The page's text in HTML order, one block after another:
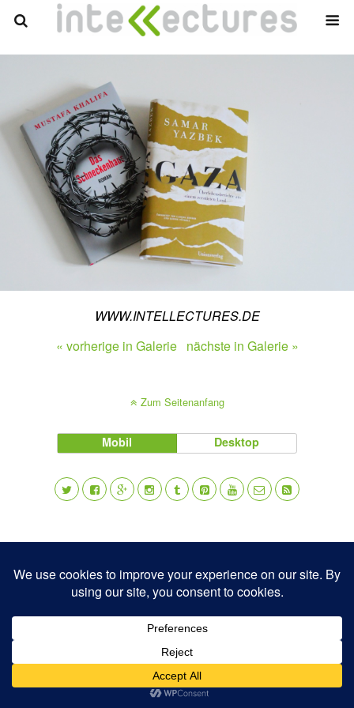
WWW.INTELLECTURES.DE
« vorherige in Galerie nächste in Galerie »
Zum Seitenanfang
Mobil Desktop